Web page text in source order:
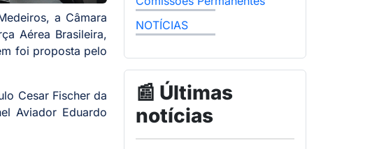
a Câmara
Aérea Brasileira,
foi proposta pelo
Cesar Fischer da
Aviador Eduardo
NOTÍCIAS
📰 Últimas
notícias